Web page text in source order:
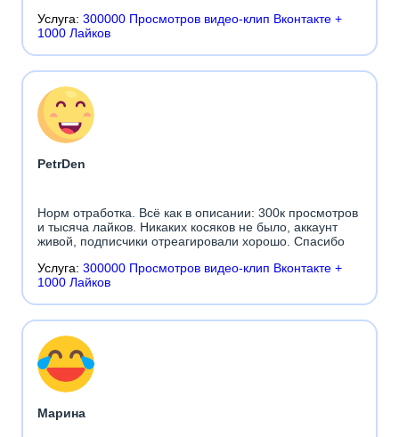
Услуга: 300000 Просмотров видео-клип Вконтакте +
1000 Лайков
PetrDen
Норм отработка. Всё как в описании: 300к просмотров
и тысяча лайков. Никаких косяков не было, аккаунт
живой, подписчики отреагировали хорошо. Спасибо
Услуга: 300000 Просмотров видео-клип Вконтакте +
1000 Лайков
Марина